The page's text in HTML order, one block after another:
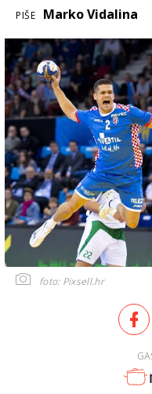
PIŠE Marko Vidalina
foto: Pixsell.hr